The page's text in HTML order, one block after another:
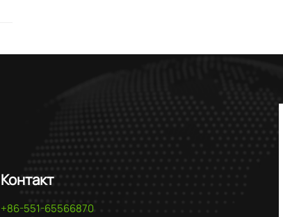
Контакт
+86-551-65566870